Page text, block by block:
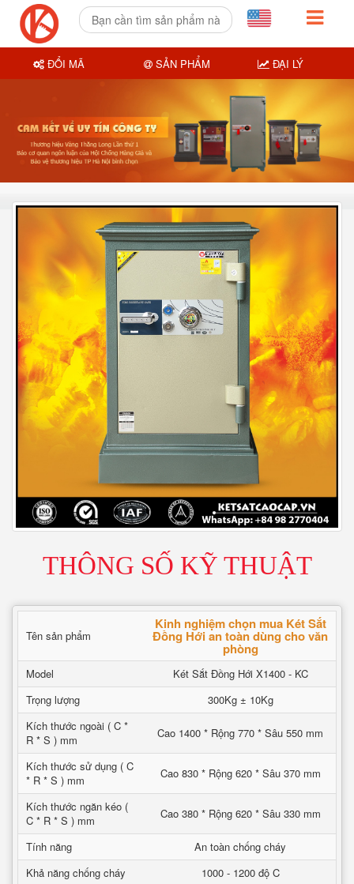
THÔNG SỐ KỸ THUẬT
Tên sản phẩm
Kinh nghiệm chọn mua Két Sắt
Đồng Hới an toàn dùng cho văn
phòng
Model
Két Sắt Đồng Hới X1400 - KC
Trọng lượng
300Kg ± 10Kg
Kích thước ngoài ( C *
R * S ) mm
Cao 1400 * Rộng 770 * Sâu 550 mm
Kích thước sử dụng ( C
* R * S ) mm
Cao 830 * Rộng 620 * Sâu 370 mm
Kích thước ngăn kéo (
C * R * S ) mm
Cao 380 * Rộng 620 * Sâu 330 mm
Tính năng
An toàn chống cháy
Khả năng chống cháy
1000 - 1200 độ C
ĐỔI MÃ SẢN PHẨM ĐẠI LÝ